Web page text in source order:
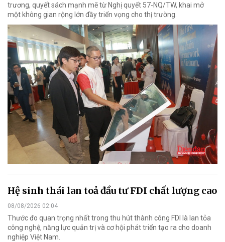
trương, quyết sách mạnh mẽ từ Nghị quyết 57-NQ/TW, khai mở
một không gian rộng lớn đầy triển vọng cho thị trường.
Hệ sinh thái lan toả đầu tư FDI chất lượng cao
08/08/2026 02:04
Thước đo quan trọng nhất trong thu hút thành công FDI là lan tỏa
công nghệ, năng lực quản trị và cơ hội phát triển tạo ra cho doanh
nghiệp Việt Nam.